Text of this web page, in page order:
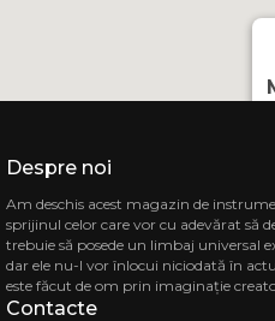
Despre noi
Am deschis acest magazin de
sprijinul celor care vor cu adevărat să
trebuie să posede un limbaj universal
dar ele nu-l vor înlocui niciodată în
este făcut de om prin imaginație
Contacte